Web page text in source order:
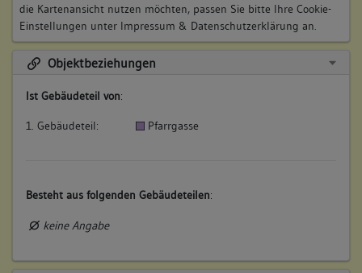
die Kartenansicht nutzen möchten, passen Sie bitte Ihre Cookie-
Einstellungen unter Impressum & Datenschutzerklärung an.
Objektbeziehungen
Ist Gebäudeteil von:
1. Gebäudeteil: Pfarrgasse
Besteht aus folgenden Gebäudeteilen:
keine Angabe